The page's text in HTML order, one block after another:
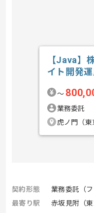
【Java】
イト開発
〜
業務委託
虎ノ門（東
契約形態
業務委託（フ
最寄り駅
赤坂見附（